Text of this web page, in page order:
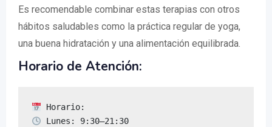
Es recomendable combinar estas terapias con otros
hábitos saludables como la práctica regular de yoga,
una buena hidratación y una alimentación equilibrada.
Horario de Atención: